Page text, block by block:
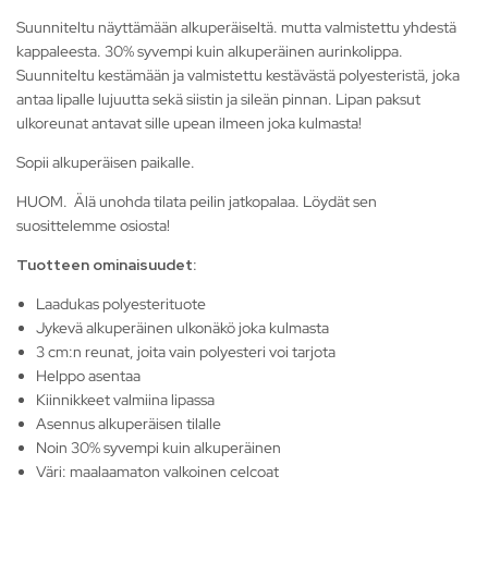
Suunniteltu näyttämään alkuperäiseltä. mutta valmistettu yhdestä
kappaleesta. 30% syvempi kuin alkuperäinen aurinkolippa.
Suunniteltu kestämään ja valmistettu kestävästä polyesteristä, joka
antaa lipalle lujuutta sekä siistin ja sileän pinnan. Lipan paksut
ulkoreunat antavat sille upean ilmeen joka kulmasta!
Sopii alkuperäisen paikalle.
HUOM. Älä unohda tilata peilin jatkopalaa. Löydät sen
suosittelemme osiosta!
Tuotteen ominaisuudet:
Laadukas polyesterituote
Jykevä alkuperäinen ulkonäkö joka kulmasta
3 cm:n reunat, joita vain polyesteri voi tarjota
Helppo asentaa
Kiinnikkeet valmiina lipassa
Asennus alkuperäisen tilalle
Noin 30% syvempi kuin alkuperäinen
Väri: maalaamaton valkoinen celcoat